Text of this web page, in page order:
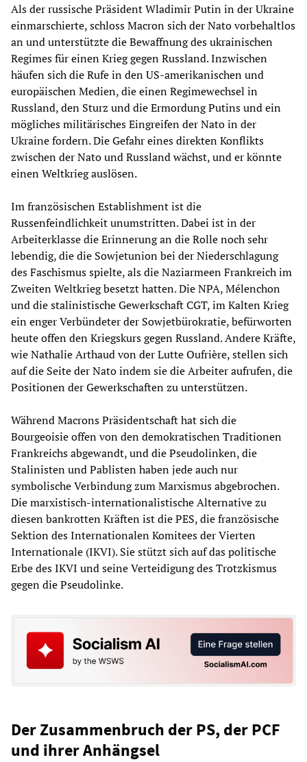
Als der russische Präsident Wladimir Putin in der Ukraine
einmarschierte, schloss Macron sich der Nato vorbehaltlos
an und unterstützte die Bewaffnung des ukrainischen
Regimes für einen Krieg gegen Russland. Inzwischen
häufen sich die Rufe in den US-amerikanischen und
europäischen Medien, die einen Regimewechsel in
Russland, den Sturz und die Ermordung Putins und ein
mögliches militärisches Eingreifen der Nato in der
Ukraine fordern. Die Gefahr eines direkten Konflikts
zwischen der Nato und Russland wächst, und er könnte
einen Weltkrieg auslösen.
Im französischen Establishment ist die
Russenfeindlichkeit unumstritten. Dabei ist in der
Arbeiterklasse die Erinnerung an die Rolle noch sehr
lebendig, die die Sowjetunion bei der Niederschlagung
des Faschismus spielte, als die Naziarmeen Frankreich im
Zweiten Weltkrieg besetzt hatten. Die NPA, Mélenchon
und die stalinistische Gewerkschaft CGT, im Kalten Krieg
ein enger Verbündeter der Sowjetbürokratie, befürworten
heute offen den Kriegskurs gegen Russland. Andere Kräfte,
wie Nathalie Arthaud von der Lutte Oufrière, stellen sich
auf die Seite der Nato indem sie die Arbeiter aufrufen, die
Positionen der Gewerkschaften zu unterstützen.
Während Macrons Präsidentschaft hat sich die
Bourgeoisie offen von den demokratischen Traditionen
Frankreichs abgewandt, und die Pseudolinken, die
Stalinisten und Pablisten haben jede auch nur
symbolische Verbindung zum Marxismus abgebrochen.
Die marxistisch-internationalistische Alternative zu
diesen bankrotten Kräften ist die PES, die französische
Sektion des Internationalen Komitees der Vierten
Internationale (IKVI). Sie stützt sich auf das politische
Erbe des IKVI und seine Verteidigung des Trotzkismus
gegen die Pseudolinke.
Der Zusammenbruch der PS, der PCF
und ihrer Anhängsel